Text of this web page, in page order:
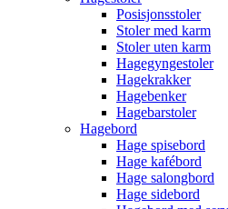
Posisjonsstoler
Stoler med karm
Stoler uten karm
Hagegyngestoler
Hagekrakker
Hagebenker
Hagebarstoler
Hagebord
Hage spisebord
Hage kafébord
Hage salongbord
Hage sidebord